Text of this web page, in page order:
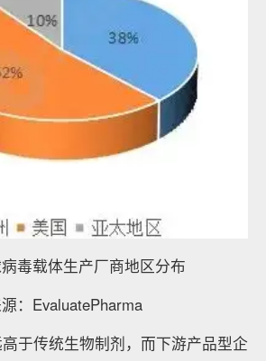
毒载体生产厂商地区分布
：EvaluatePharma
于传统生物制剂，而下游产品型企